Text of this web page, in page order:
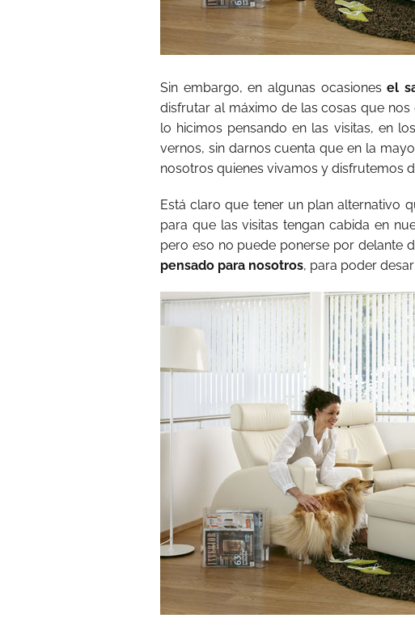
Sin embargo, en algunas ocasiones el
disfrutar al máximo de las cosas que
lo hicimos pensando en las visitas, en
vernos, sin darnos cuenta que en la
nosotros quienes vivamos y disfrutemos
Está claro que tener un plan alternativo
para que las visitas tengan cabida en
pero eso no puede ponerse por delante
pensado para nosotros, para poder